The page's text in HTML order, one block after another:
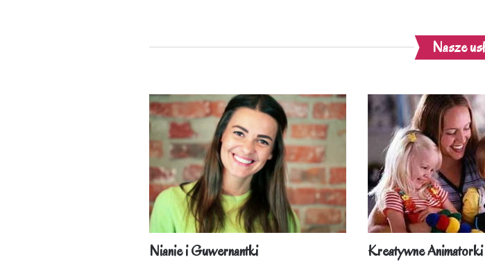
Nasze
Nianie i Guwernantki Kreatywne Animatorki